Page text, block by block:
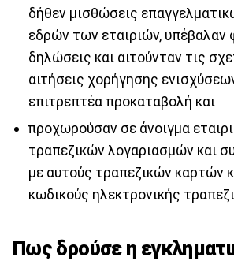
δήθεν μισθώσεις
εδρών των εταιριών, υπέβαλαν
δηλώσεις και αιτούνταν τις
αιτήσεις χορήγησης
επιτρεπτέα προκαταβολή και
προχωρούσαν σε άνοιγμα
τραπεζικών λογαριασμών και
με αυτούς τραπεζικών καρτών
κωδικούς ηλεκτρονικής
Πως δρούσε η